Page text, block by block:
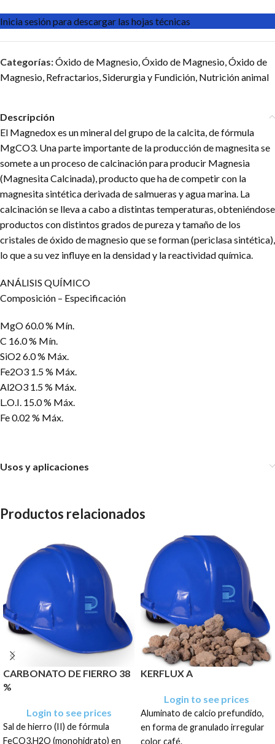
Inicia sesión para descargar las hojas técnicas
Categorías:Óxido de Magnesio Óxido de Magnesio Óxido de
Magnesio Refractarios Siderurgia y Fundición Nutrición animal
Descripción
El Magnedox es un mineral del grupo de la calcita, de fórmula
MgCO3. Una parte importante de la producción de magnesita se
somete a un proceso de calcinación para producir Magnesia
(Magnesita Calcinada), producto que ha de competir con la
magnesita sintética derivada de salmueras y agua marina. La
calcinación se lleva a cabo a distintas temperaturas, obteniéndose
productos con distintos grados de pureza y tamaño de los
cristales de óxido de magnesio que se forman (periclasa sintética),
lo que a su vez influye en la densidad y la reactividad química.
ANÁLISIS QUÍMICO
Composición – Especificación
MgO 60.0 % Mín.
C 16.0 % Mín.
SiO2 6.0 % Máx.
Fe2O3 1.5 % Máx.
Al2O3 1.5 % Máx.
L.O.I. 15.0 % Máx.
Fe 0.02 % Máx.
Usos y aplicaciones
Productos relacionados
CARBONATO DE FIERRO 38
%
Login to see prices
Sal de hierro (II) de fórmula
FeCO3.H2O (monohidrato) en
KERFLUX A
Login to see prices
Aluminato de calcio prefundido,
en forma de granulado irregular
color café.